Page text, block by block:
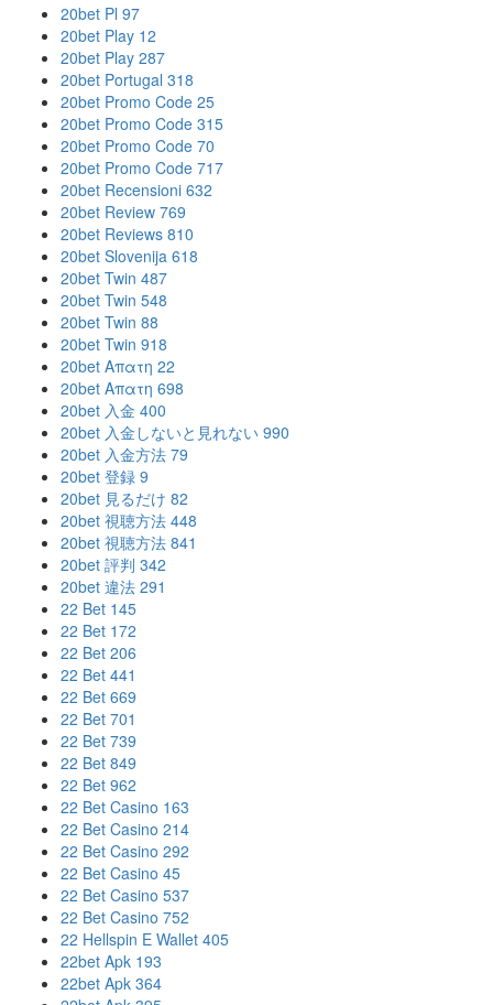
20bet Pl 97
20bet Play 12
20bet Play 287
20bet Portugal 318
20bet Promo Code 25
20bet Promo Code 315
20bet Promo Code 70
20bet Promo Code 717
20bet Recensioni 632
20bet Review 769
20bet Reviews 810
20bet Slovenija 618
20bet Twin 487
20bet Twin 548
20bet Twin 88
20bet Twin 918
20bet Απατη 22
20bet Απατη 698
20bet 入金 400
20bet 入金しないと見れない 990
20bet 入金方法 79
20bet 登録 9
20bet 見るだけ 82
20bet 視聴方法 448
20bet 視聴方法 841
20bet 評判 342
20bet 違法 291
22 Bet 145
22 Bet 172
22 Bet 206
22 Bet 441
22 Bet 669
22 Bet 701
22 Bet 739
22 Bet 849
22 Bet 962
22 Bet Casino 163
22 Bet Casino 214
22 Bet Casino 292
22 Bet Casino 45
22 Bet Casino 537
22 Bet Casino 752
22 Hellspin E Wallet 405
22bet Apk 193
22bet Apk 364